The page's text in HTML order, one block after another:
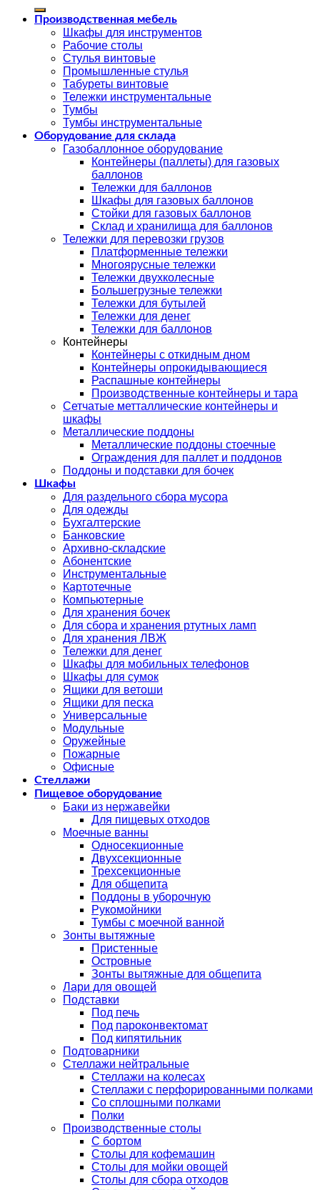
Производственная мебель
Шкафы для инструментов
Рабочие столы
Стулья винтовые
Промышленные стулья
Табуреты винтовые
Тележки инструментальные
Тумбы
Тумбы инструментальные
Оборудование для склада
Газобаллонное оборудование
Контейнеры (паллеты) для газовых
баллонов
Тележки для баллонов
Шкафы для газовых баллонов
Стойки для газовых баллонов
Склад и хранилища для баллонов
Тележки для перевозки грузов
Платформенные тележки
Многоярусные тележки
Тележки двухколесные
Большегрузные тележки
Тележки для бутылей
Тележки для денег
Тележки для баллонов
Контейнеры
Контейнеры с откидным дном
Контейнеры опрокидывающиеся
Распашные контейнеры
Производственные контейнеры и тара
Сетчатые метталлические контейнеры и
шкафы
Металлические поддоны
Металлические поддоны стоечные
Ограждения для паллет и поддонов
Поддоны и подставки для бочек
Шкафы
Для раздельного сбора мусора
Для одежды
Бухгалтерские
Банковские
Архивно-складские
Абонентские
Инструментальные
Картотечные
Компьютерные
Для хранения бочек
Для сбора и хранения ртутных ламп
Для хранения ЛВЖ
Тележки для денег
Шкафы для мобильных телефонов
Шкафы для сумок
Ящики для ветоши
Ящики для песка
Универсальные
Модульные
Оружейные
Пожарные
Офисные
Стеллажи
Пищевое оборудование
Баки из нержавейки
Для пищевых отходов
Моечные ванны
Односекционные
Двухсекционные
Трехсекционные
Для общепита
Поддоны в уборочную
Рукомойники
Тумбы с моечной ванной
Зонты вытяжные
Пристенные
Островные
Зонты вытяжные для общепита
Лари для овощей
Подставки
Под печь
Под пароконвектомат
Под кипятильник
Подтоварники
Стеллажи нейтральные
Стеллажи на колесах
Стеллажи с перфорированными полками
Со сплошными полками
Полки
Производственные столы
С бортом
Столы для кофемашин
Столы для мойки овощей
Столы для сбора отходов